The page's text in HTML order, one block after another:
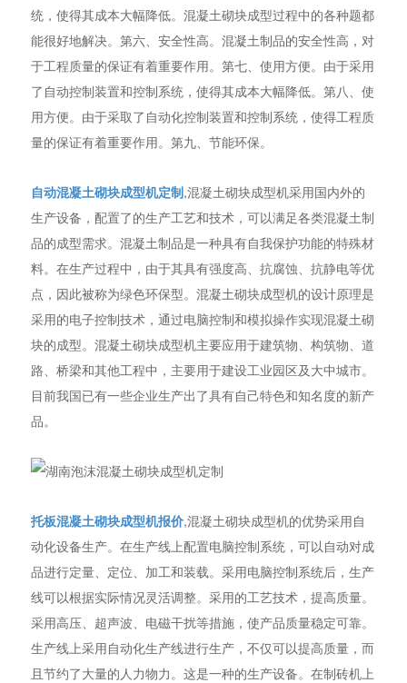
统，使得其成本大幅降低。混凝土砌块成型过程中的各种题都
能很好地解决。第六、安全性高。混凝土制品的安全性高，对
于工程质量的保证有着重要作用。第七、使用方便。由于采用
了自动控制装置和控制系统，使得其成本大幅降低。第八、使
用方便。由于采取了自动化控制装置和控制系统，使得工程质
量的保证有着重要作用。第九、节能环保。
自动混凝土砌块成型机定制,混凝土砌块成型机采用国内外的
生产设备，配置了的生产工艺和技术，可以满足各类混凝土制
品的成型需求。混凝土制品是一种具有自我保护功能的特殊材
料。在生产过程中，由于其具有强度高、抗腐蚀、抗静电等优
点，因此被称为绿色环保型。混凝土砌块成型机的设计原理是
采用的电子控制技术，通过电脑控制和模拟操作实现混凝土砌
块的成型。混凝土砌块成型机主要应用于建筑物、构筑物、道
路、桥梁和其他工程中，主要用于建设工业园区及大中城市。
目前我国已有一些企业生产出了具有自己特色和知名度的新产
品。
托板混凝土砌块成型机报价,混凝土砌块成型机的优势采用自
动化设备生产。在生产线上配置电脑控制系统，可以自动对成
品进行定量、定位、加工和装载。采用电脑控制系统后，生产
线可以根据实际情况灵活调整。采用的工艺技术，提高质量。
采用高压、超声波、电磁干扰等措施，使产品质量稳定可靠。
生产线上采用自动化生产线进行生产，不仅可以提高质量，而
且节约了大量的人力物力。这是一种的生产设备。在制砖机上